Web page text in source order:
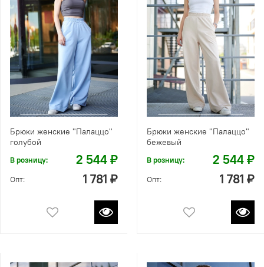
Брюки женские "Палаццо"
голубой
В розницу: 2 544 ₽
Опт: 1 781 ₽
Брюки женские "Палаццо"
бежевый
В розницу: 2 544 ₽
Опт: 1 781 ₽